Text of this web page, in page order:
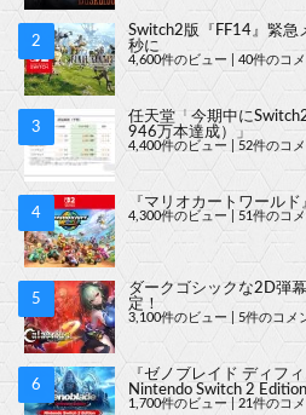
Switch2版『FF14』緊急
秒に
4,600件のビュー 40件のコ
任天堂「今期中に
946万本達成）」
4,400件のビュー 52件のコ
『マリオカートワール
4,300件のビュー 51件のコ
ダークゴシックな2D弾
定！
3,100件のビュー 5件のコメ
『ゼノブレイド ディフ
Nintendo Switch 2
1,700件のビュー 21件のコ